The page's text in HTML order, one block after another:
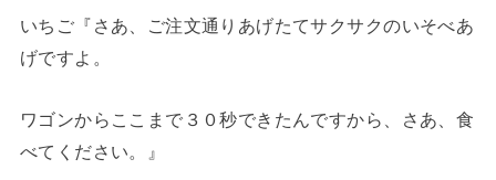
いちご『さあ、ご注文通りあげたてサクサクのいそべあ
げですよ。
ワゴンからここまで３０秒できたんですから、さあ、食
べてください。』